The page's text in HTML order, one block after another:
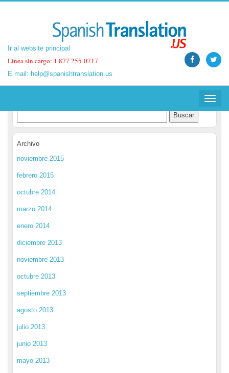
Ir al website principal
Linea sin cargo: 1 877 255-0717
E mail: help@spanishtranslation.us
Toggle
Ir al website principal
Linea sin cargo: 1 877 255-0717
E mail: help@spanishtranslation.us
Toggle
Spanish Translation Blog
Archivo
noviembre 2015
febrero 2015
octubre 2014
marzo 2014
enero 2014
diciembre 2013
noviembre 2013
octubre 2013
septiembre 2013
agosto 2013
julio 2013
junio 2013
mayo 2013